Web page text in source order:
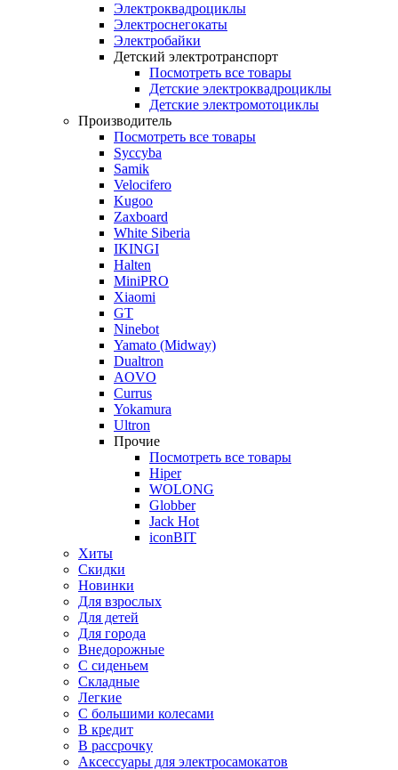
Электроквадроциклы
Электроснегокаты
Электробайки
Детский электротранспорт
Посмотреть все товары
Детские электроквадроциклы
Детские электромотоциклы
Производитель
Посмотреть все товары
Syccyba
Samik
Velocifero
Kugoo
Zaxboard
White Siberia
IKINGI
Halten
MiniPRO
Xiaomi
GT
Ninebot
Yamato (Midway)
Dualtron
AOVO
Currus
Yokamura
Ultron
Прочие
Посмотреть все товары
Hiper
WOLONG
Globber
Jack Hot
iconBIT
Хиты
Скидки
Новинки
Для взрослых
Для детей
Для города
Внедорожные
С сиденьем
Складные
Легкие
С большими колесами
В кредит
В рассрочку
Аксессуары для электросамокатов